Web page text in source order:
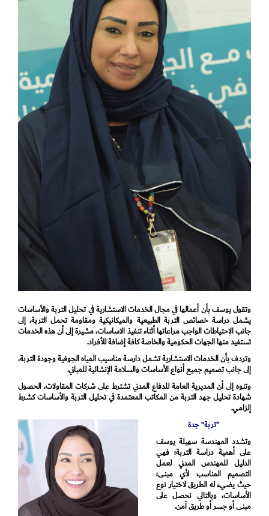
وتقول يوسف بأن أعمالها في مجال الخدمات الاستشارية في تحليل التربة والأساسات
يشمل دراسة خصائص التربة الطبيعية والميكانيكية ومقاومة تحمل التربة، إلى
جانب الاحتياطات الواجب مراعاتها أثناء تنفيذ الاساسات، مشيرة إلى أن هذه الخدمات
تستفيد منها الجهات الحكومية والخاصة كافة إضافة للأفراد.
وتردف بأن الخدمات الاستشارية تشمل دارسة مناسيب المياه الجوفية وجودة التربة،
إلى جانب تصميم جميع أنواع الأساسات والسلامة الإنشائية للمباني.
وتنوه إلى أن المديرية العامة للدفاع المدني تشترط على شركات المقاولات، الحصول
شهادة تحليل جهد التربة من المكاتب المعتمدة في تحليل التربة والأساسات كشرط
إلزامي.
“تربة” جدة
وتشدد المهندسة سهيلة يوسف
على أهمية دراسة التربة؛ فهي
الدليل للمهندس المدني لعمل
التصميم المناسب لأي مبنى؛
حيث يضيء له الطريق لاختيار نوع
الأساسات، وبالتالي نحصل على
مبنى أو جسر أو طريق آمن.